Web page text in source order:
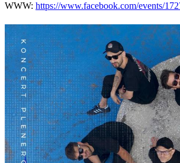
WWW: https://www.facebook.com/events/